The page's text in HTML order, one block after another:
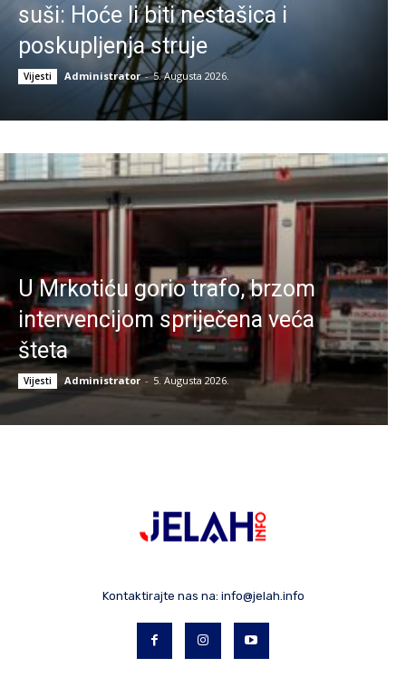
suši: Hoće li biti nestašica i
poskupljenja struje
Vijesti Administrator - 5. Augusta 2026.
U Mrkotiću gorio trafo, brzom
intervencijom spriječena veća
šteta
Vijesti Administrator - 5. Augusta 2026.
Kontaktirajte nas na: info@jelah.info